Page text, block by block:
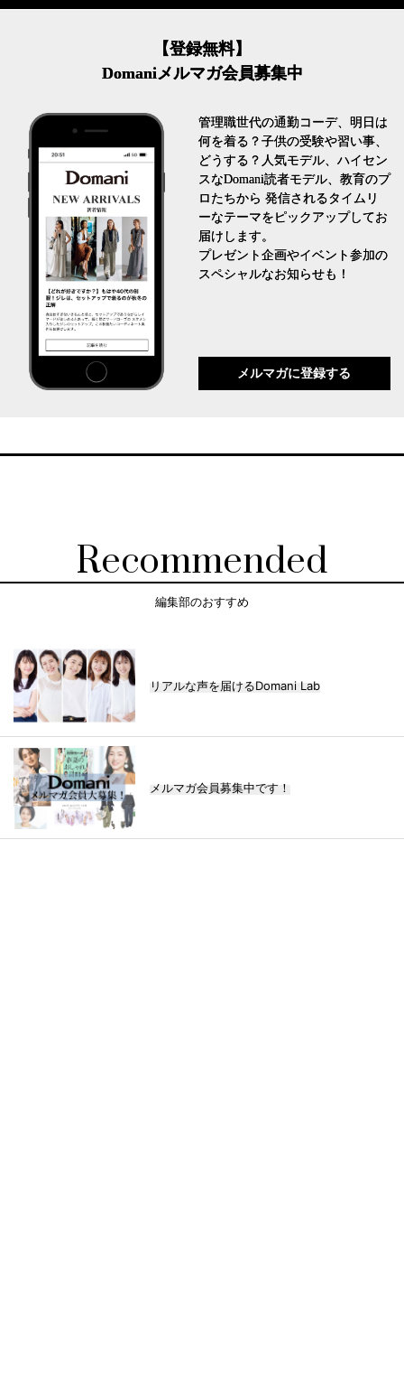
【登録無料】
Domaniメルマガ会員募集中
管理職世代の通勤コーデ、明日は
何を着る？子供の受験や習い事、
どうする？人気モデル、ハイセン
スなDomani読者モデル、教育のプ
ロたちから 発信されるタイムリ
ーなテーマをピックアップしてお
届けします。
プレゼント企画やイベント参加の
スペシャルなお知らせも！
メルマガに登録する
Recommended
編集部のおすすめ
リアルな声を届けるDomani Lab
メルマガ会員募集中です！